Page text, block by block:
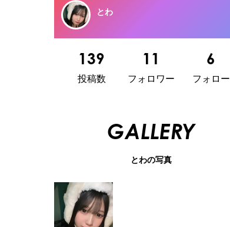
とわ
139
投稿数
11
フォロワー
6
フォロー
GALLERY
とわの写真